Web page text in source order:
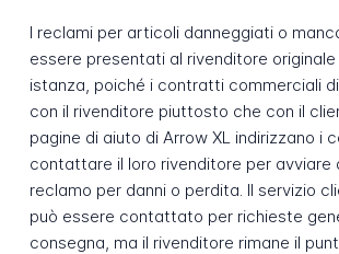
I reclami per articoli danneggiati o
essere presentati al rivenditore originale
istanza, poiché i contratti commerciali
con il rivenditore piuttosto che con il
pagine di aiuto di Arrow XL indirizzano i
contattare il loro rivenditore per avviare
reclamo per danni o perdita. Il servizio
può essere contattato per richieste
consegna, ma il rivenditore rimane il